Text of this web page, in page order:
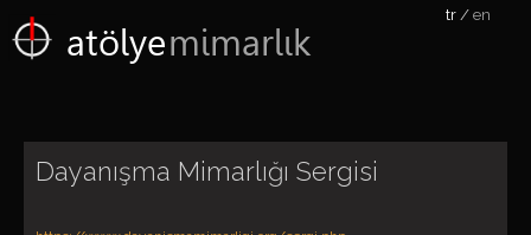
atölyemimarlık
tr en
Dayanışma Mimarlığı Sergisi